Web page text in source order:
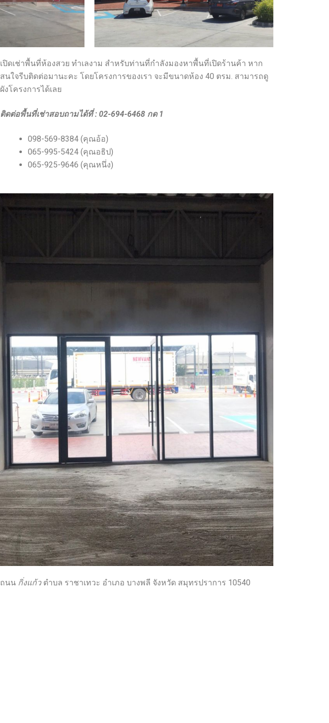
เปิดเช่าพื้นที่ห้องสวย ทำเลงาม สำหรับท่านที่กำลังมองหาพื้นที่เปิดร้านค้า หาก
สนใจรีบติดต่อมานะคะ โดยโครงการของเรา จะมีขนาดห้อง 40 ตรม. สามารถดู
ผังโครงการได้เลย
ติดต่อพื้นที่เช่าสอบถามได้ที่ : 02-694-6468 กด 1
098-569-8384 (คุณอ้อ)
065-995-5424 (คุณอธิป)
065-925-9646 (คุณหนึ่ง)
ถนน กิ่งแก้วตำบล ราชาเทวะ อำเภอ บางพลี จังหวัด สมุทรปราการ 10540